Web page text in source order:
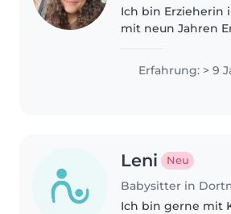
Ich bin Erzieherin
mit neun Jahren
bis Schulkindern.
Stärke liegt in der
Begleitung von
Erfahrung: > 9
Leni Neu
Babysitter in
Ich bin gerne mit